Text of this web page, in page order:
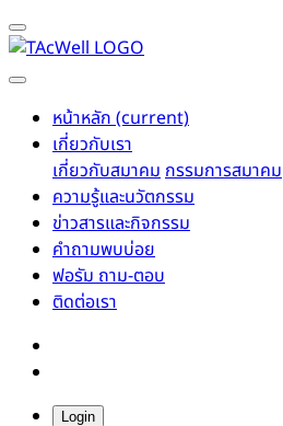
หน้าหลัก(current)
เกี่ยวกับเรา
เกี่ยวกับสมาคมกรรมการสมาคม
ความรู้และนวัตกรรม
ข่าวสารและกิจกรรม
คำถามพบบ่อย
ฟอรัม ถาม-ตอบ
ติดต่อเรา
Login